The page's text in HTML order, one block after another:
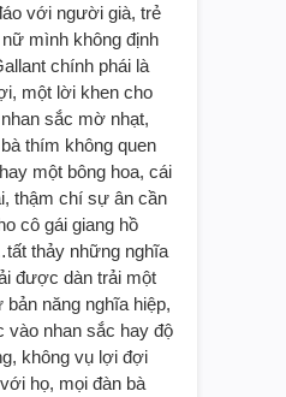
với người già, trẻ
mình không định
chính phái là
một lời khen cho
sắc mờ nhạt,
thím không quen
một bông hoa, cái
thậm chí sự ân cần
cô gái giang hồ
thảy những nghĩa
được dàn trải một
năng nghĩa hiệp,
vào nhan sắc hay độ
không vụ lợi đợi
họ, mọi đàn bà